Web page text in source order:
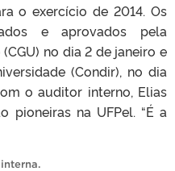
o exercício de 2014. Os
e aprovados pela
no dia 2 de janeiro e
(Condir), no dia
o auditor interno, Elias
pioneiras na UFPel. “É a
.